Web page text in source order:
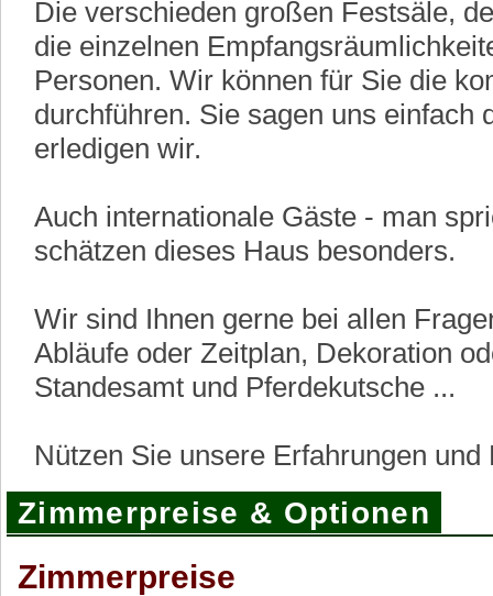
Die verschieden großen Festsäle,
die einzelnen
Personen. Wir können für Sie die
durchführen. Sie sagen uns einfach
erledigen wir.
Auch internationale Gäste - man
schätzen dieses Haus besonders.
Wir sind Ihnen gerne bei allen
Abläufe oder Zeitplan, Dekoration
Standesamt und Pferdekutsche ...
Nützen Sie unsere Erfahrungen
Zimmerpreise & Optionen
Zimmerpreise